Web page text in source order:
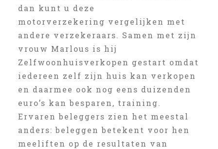
dan kunt u deze
motorverzekering vergelijken met
andere verzekeraars. Samen met zijn
vrouw Marlous is hij
Zelfwoonhuisverkopen gestart omdat
iedereen zelf zijn huis kan verkopen
en daarmee ook nog eens duizenden
euro’s kan besparen, training.
Ervaren beleggers zien het meestal
anders: beleggen betekent voor hen
meeliften op de resultaten van